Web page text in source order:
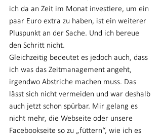
ich da an Zeit im Monat investiere, um ein
paar Euro extra zu haben, ist ein weiterer
Pluspunkt an der Sache. Und ich bereue
den Schritt nicht.
Gleichzeitig bedeutet es jedoch auch, dass
ich was das Zeitmanagement angeht,
irgendwo Abstriche machen muss. Das
lässt sich nicht vermeiden und war deshalb
auch jetzt schon spürbar. Mir gelang es
nicht mehr, die Webseite oder unsere
Facebookseite so zu „füttern“, wie ich es